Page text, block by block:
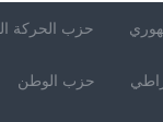
حزب الحركة
حزب الوطن